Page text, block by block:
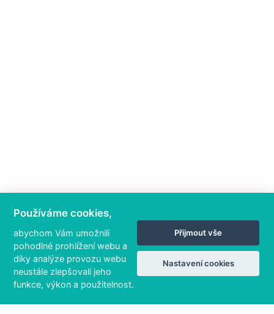
Používáme cookies,
abychom Vám umožnili
pohodlné prohlížení webu a
díky analýze provozu webu
neustále zlepšovali jeho
funkce, výkon a použitelnost.
Přijmout vše
Nastavení cookies